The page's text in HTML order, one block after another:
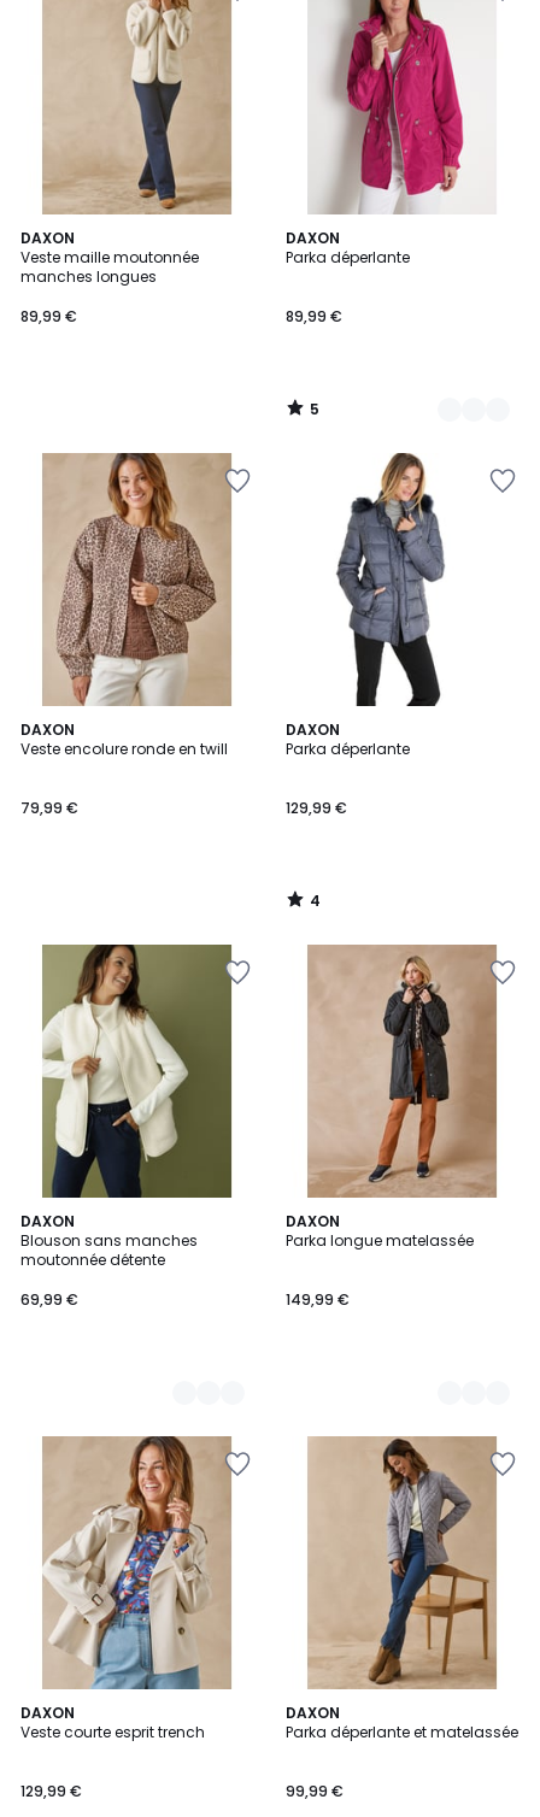
DAXON
Veste maille moutonnée
manches longues
89,99 €
DAXON
Parka déperlante
89,99 €
5
/
3
Couleurs
5
/
DAXON
Veste encolure ronde en twill
79,99 €
DAXON
Parka déperlante
129,99 €
4
/
4
/
DAXON
Blouson sans manches
moutonnée détente
69,99 €
2
Couleurs
DAXON
Parka longue matelassée
149,99 €
2
Couleurs
DAXON
Veste courte esprit trench
129,99 €
DAXON
Parka déperlante et matelassée
99,99 €